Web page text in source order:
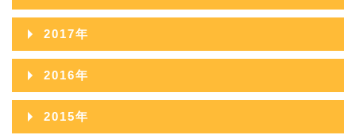
2025年03月
2025年02月
2025年01月
2024年05月
2024年03月
2024年02月
2023年06月
2023年05月
2023年03月
2022年07月
2022年06月
2022年05月
2021年08月
2021年07月
2021年06月
2020年10月
2020年09月
2020年08月
2020年07月
2019年11月
2019年10月
2019年09月
2019年08月
2018年12月
2018年11月
2018年10月
2018年09月
2017年
2017年12月
2017年11月
2016年
2016年12月
2015年